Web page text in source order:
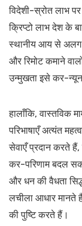
विदेशी-स्रोत लाभ
क्रिप्टो लाभ देश के
स्थानीय आय से अलग
और रिमोट कमाने
उन्मुखता इसे कर-
हालाँकि, वास्तविक
परिभाषाएँ अत्यंत
सेवाएँ प्रदान करते
कर-परिणाम बदल
और धन की वैधता
लचीला आधार मानते
की पुष्टि करते हैं।